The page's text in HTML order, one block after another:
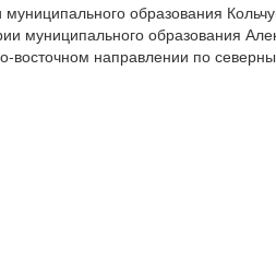
образования
муниципального образования
восточном направлении по